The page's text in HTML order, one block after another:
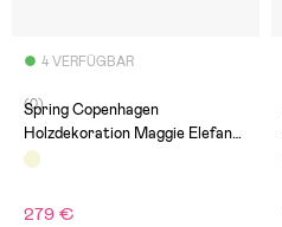
4 VERFÜGBAR
(0)
Spring Copenhagen
Holzdekoration Maggie Elefant
23,5 cm
279 €